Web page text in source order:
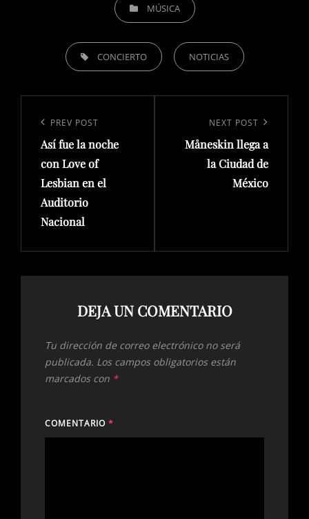
MÚSICA
TAGS, CONCIERTO NOTICIAS
entradas
Previous
Post
PREV POST
Así fue la noche
con Love of
Lesbian en el
Auditorio
Nacional
Post
NEXT POST
Måneskin llega a
la Ciudad de
México
DEJA UN COMENTARIO
Tu dirección de correo electrónico no será
publicada. Los campos obligatorios están
marcados con *
COMENTARIO *